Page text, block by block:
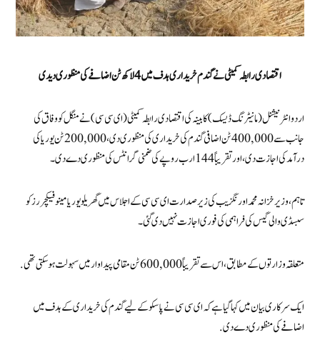
اقتصادی رابطہ کمیٹی نے گندم خریداری ہدف میں 4 لاکھ ٹن اضافے کی منظوری دیدی
اردو انٹرنیشنل (مانیٹرنگ ڈیسک) کابینہ کی اقتصادی رابطہ کمیٹی (ای سی سی) نے منگل کو وفاق کی
جانب سے 400,000 ٹن اضافی گندم کی خریداری کی منظوری دی، 200,000 ٹن یوریا کی
درآمد کی اجازت دی، اور تقریباً 144 ارب روپے کی ضمنی گرانٹس کی منظوری دے دی۔
تاہم، وزیر خزانہ محمد اورنگزیب کی زیر صدارت ای سی سی کے اجلاس میں گھریلو یوریا مینوفیکچررز کو
سبسڈی والی گیس کی فراہمی کی فوری اجازت نہیں دی گئی۔
متعلقہ وزارتوں کے مطابق، اس سے تقریباً 600,000 ٹن مقامی پیداوار میں سہولت ہو سکتی تھی .
ایک سرکاری بیان میں کہا گیا ہے کہ ای سی سی نے پاسکو کے لیے گندم کی خریداری کے ہدف میں
اضافے کی منظوری دے دی.